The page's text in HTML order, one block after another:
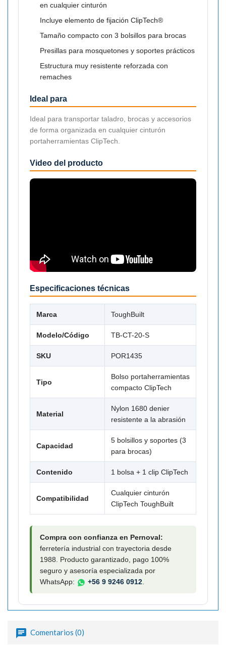
en cualquier cinturón
Incluye elemento de fijación ClipTech®
Tamaño compacto con 3 bolsillos para brocas
Presillas para mosquetones y soportes prácticos
Estructura muy resistente reforzada con
remaches
Ideal para
Ideal para transportar taladro, brocas y accesorios
de forma organizada en cualquier cinturón
portaherramientas ClipTech.
Video del producto
Especificaciones técnicas
Marca ToughBuilt
Modelo/Código TB-CT-20-S
SKU POR1435
Tipo
Bolso portaherramientas
compacto ClipTech
Material
Nylon 1680 denier
resistente a la abrasión
Capacidad
5 bolsillos y soportes (3
para brocas)
Contenido 1 bolsa + 1 clip ClipTech
Compatibilidad
Cualquier cinturón
ClipTech ToughBuilt
Compra con confianza en Pernoval:
ferretería industrial con trayectoria desde
1988. Producto garantizado, pago 100%
seguro y asesoría especializada por
WhatsApp:
+56 9 9246 0912.
Comentarios (0)